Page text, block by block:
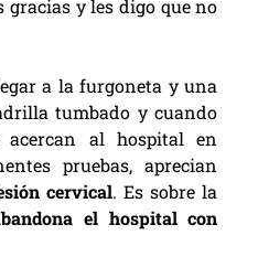
gracias y les digo que no
a la furgoneta y una
tumbado y cuando
al hospital en
pruebas, aprecian
cervical. Es sobre la
el hospital con